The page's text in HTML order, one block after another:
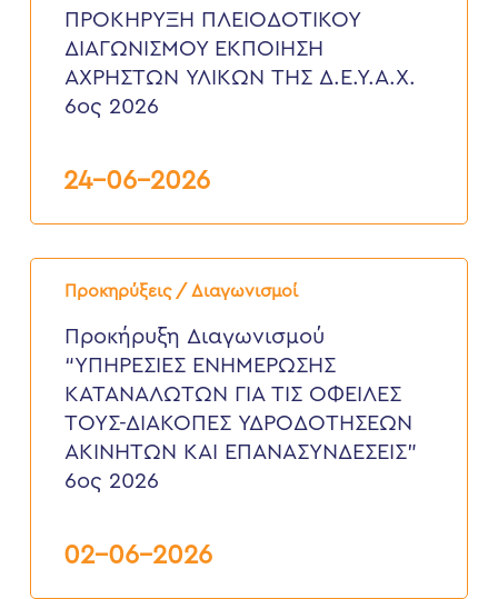
ΕΚΠΟΙΗΣΗ
ΑΧΡΗΣΤΩΝ
ΥΛΙΚΩΝ
Δ.Ε.Υ.Α.Χ.
ΠΡΟΚΗΡΥΞΗ ΠΛΕΙΟΔΟΤΙΚΟΥ
ΔΙΑΓΩΝΙΣΜΟΥ ΕΚΠΟΙΗΣΗ
ΑΧΡΗΣΤΩΝ ΥΛΙΚΩΝ ΤΗΣ Δ.Ε.Υ.Α.Χ.
6ος 2026
24-06-2026
Προκηρύξεις / Διαγωνισμοί
Προκήρυξη
Διαγωνισμού
ΕΝΗΜΕΡΩΣΗΣ
ΚΑΤΑΝΑΛΩΤΩΝ
ΟΦΕΙΛΕΣ
ΤΟΥΣ-
ΔΙΑΚΟΠΕΣ
ΑΚΙΝΗΤΩΝ
2026
Προκήρυξη Διαγωνισμού
“ΥΠΗΡΕΣΙΕΣ ΕΝΗΜΕΡΩΣΗΣ
ΚΑΤΑΝΑΛΩΤΩΝ ΓΙΑ ΤΙΣ ΟΦΕΙΛΕΣ
ΤΟΥΣ-ΔΙΑΚΟΠΕΣ ΥΔΡΟΔΟΤΗΣΕΩΝ
ΑΚΙΝΗΤΩΝ ΚΑΙ ΕΠΑΝΑΣΥΝΔΕΣΕΙΣ”
6ος 2026
02-06-2026